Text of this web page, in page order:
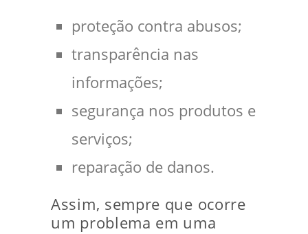
proteção contra abusos;
transparência nas
informações;
segurança nos produtos e
serviços;
reparação de danos.
Assim, sempre que ocorre
um problema em uma